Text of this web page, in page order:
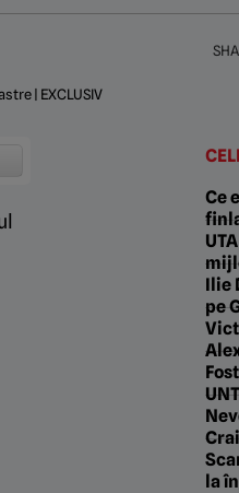
Ce
2,5
Ilie
pe
la